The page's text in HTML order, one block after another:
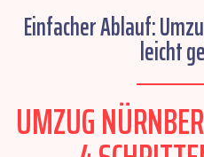
Einfacher Ablauf:
leicht
UMZUG